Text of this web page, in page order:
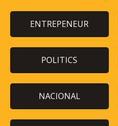
ENTREPENEUR
POLITICS
NACIONAL